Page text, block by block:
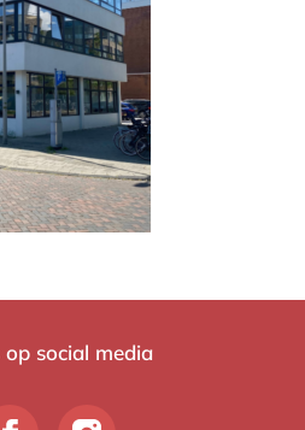
social media